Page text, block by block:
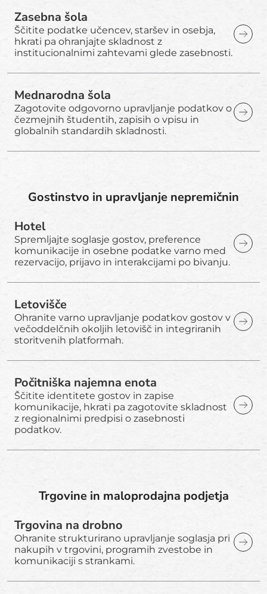
Zasebna šola
Ščitite podatke učencev, staršev in osebja,
hkrati pa ohranjajte skladnost z
institucionalnimi zahtevami glede zasebnosti.
Mednarodna šola
Zagotovite odgovorno upravljanje podatkov o
čezmejnih študentih, zapisih o vpisu in
globalnih standardih skladnosti.
Gostinstvo in upravljanje nepremičnin
Hotel
Spremljajte soglasje gostov, preference
komunikacije in osebne podatke varno med
rezervacijo, prijavo in interakcijami po bivanju.
Letovišče
Ohranite varno upravljanje podatkov gostov v
večoddelčnih okoljih letovišč in integriranih
storitvenih platformah.
Počitniška najemna enota
Ščitite identitete gostov in zapise
komunikacije, hkrati pa zagotovite skladnost
z regionalnimi predpisi o zasebnosti
podatkov.
Trgovine in maloprodajna podjetja
Trgovina na drobno
Ohranite strukturirano upravljanje soglasja pri
nakupih v trgovini, programih zvestobe in
komunikaciji s strankami.